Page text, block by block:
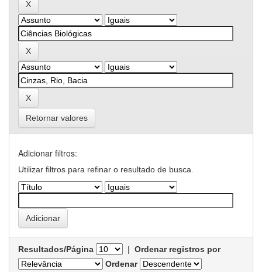
Retornar valores
Adicionar filtros:
Utilizar filtros para refinar o resultado de busca.
Resultados/Página | Ordenar registros por
Ordenar